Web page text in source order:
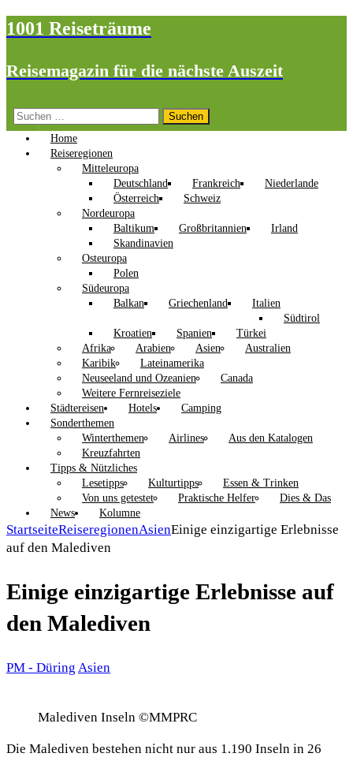
1001 Reiseträume
Reisemagazin für die nächste Auszeit
Suchen
nach:
Home
Reiseregionen
Mitteleuropa
Deutschland
Frankreich
Niederlande
Österreich
Schweiz
Nordeuropa
Baltikum
Großbritannien
Irland
Skandinavien
Osteuropa
Polen
Südeuropa
Balkan
Griechenland
Italien
Südtirol
Kroatien
Spanien
Türkei
Afrika
Arabien Asien
Australien
Karibik
Lateinamerika
Neuseeland und Ozeanien
Canada
Weitere Fernreiseziele
Städtereisen
Hotels
Camping
Sonderthemen
Winterthemen
Airlines
Aus den Katalogen
Kreuzfahrten
Tipps & Nützliches
Lesetipps
Kulturtipps
Essen & Trinken
Von uns getestet
Praktische Helfer
Dies & Das
News
Kolumne
StartseiteReiseregionenAsienEinige einzigartige Erlebnisse
auf den Malediven
Einige einzigartige Erlebnisse auf
den Malediven
PM - Düring Asien
Malediven Inseln ©MMPRC
Die Malediven bestehen nicht nur aus 1.190 Inseln in 26